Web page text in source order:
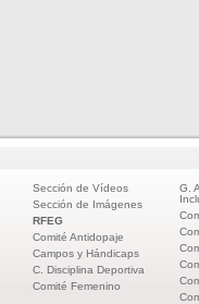
Sección de Vídeos
Sección de Imágenes
RFEG
Comité Antidopaje
Campos y Hándicaps
C. Disciplina Deportiva
Comité Femenino
G.